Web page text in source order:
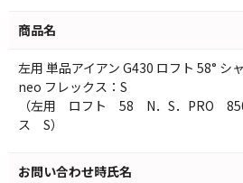
商品名
左用 単品アイアン G430 ロフト 58° シ
neo フレックス：S
（左用 ロフト 58 N．S．PRO
ス S）
お問い合わせ時氏名